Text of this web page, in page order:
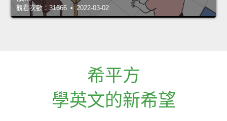
觀看次數：31666 • 2022-03-02
希平方
學英文的新希望